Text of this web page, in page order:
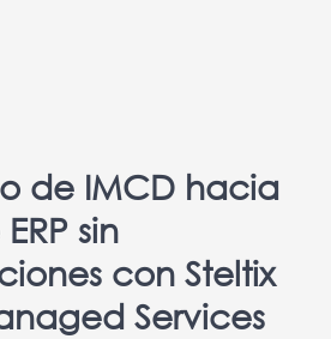
de IMCD hacia
sin
con Steltix
Services